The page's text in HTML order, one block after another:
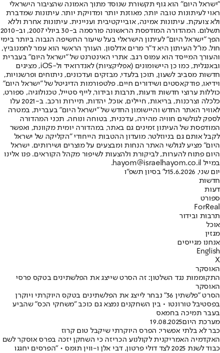
"ישראל היום" הוא גוף תקשורת שנוסד מתוך האמונה שהציבור הישראלי
ראוי לעיתונות טובה יותר, מאוזנת יותר ומדויקת יותר. עיתונות שמדברת
ולא צועקת. עיתונות אמינה, אובייקטיבית ועניינית. עיתונות אחרת וללא
תשלום. המהדורה המודפסת הראשונה פורסמה ב-30 ביולי 2007, וב-2010
הפך "ישראל היום" לעיתון הישראלי בעל שיעור החשיפה הגבוה ביותר בימי
חול. מו"ל העיתון היא ד"ר מרים אדלסון. העורך הראשי הוא עמר לחמנוביץ,
והעורך המייסד הוא עמוס רגב. אתרי האינטרנט של "ישראל היום" בעברית
ובאנגלית, כמו כן היישומונים (אפליקציות) לאנדרואיד ול-iOS, מציגים
חדשות מסביב לשעון, תוכן בלעדי, מבזקים ועדכונים, ניתוחים ופרשנויות,
וידיאו, פודקאסטים ושידורים חיים. פלטפורמות הדיגיטל של "ישראל היום"
כוללות ערוצי חדשות ודעות, תרבות ובידור, לייף סטייל, טכנולוגיה, ספורט,
כלכלה וצרכנות, בריאות, חיילים, אוכל, יהדות, תיירות ורכב. ב-2021 עלו
לאוויר האתר החדש והיישומון החדש של "ישראל היום" בעברית, במטרה
לספק לגולשים חוויה מהירה, עדכנית, בטוחה ונוחה. תכני המהדורה
המודפסת של העיתון זמינים גם באתר, במהדורה יומית מקוונת, ואפשר
לקבל אותם גם בניוזלטר. מועדון ההטבות הייחודי "הקליקה של ישראל
היום" מציע לגולשי האתר הנחות ומבצעים על מוצרים ושירותים. ישראל
היום פתוח להערות, לביקורת ולהצעות לשיפור מקהל הקוראים. פנו אלינו
במייל hayom@israelhayom.co.il.
יום שני, 15.6.2026
ל' בסיון תשפ"ו
חדשות
דעות
ספורט
ForReal
תרבות ובידור
אוכל
מגזין
אנחנו מגייסים
English
X
האוסקר
התקוממות נגד השלטון: זה הסרט שייצג את הפלשתינים בטקס פרסי
האוסקר
הסרט "פלשתין 36" נבחר לייצג את הפלשתינים בטקס היוקרתי ויוקרן
בפסטיבל טורונטו • בין השחקנים נמצא גם כוכב "משחקי הכס" שהביע
בעבר תמיכה בחמאס
מערכת היום19.08.2025
כבר לא בלתי אפשרי: הפרס היוקרתי שיקבל טום קרוז
האקדמיה האמריקנית לקולנוע הכריזה כי השחקן יזכה בפרס אוסקר לשם
כבוד לשנת 2025 לצד דולי פרטון, דבי אלן ו-ווין תומס • "הפרסים יחגגו